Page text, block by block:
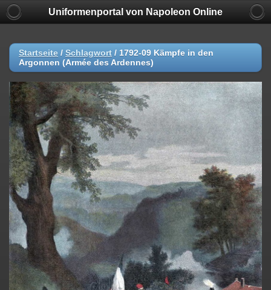
Uniformenportal von Napoleon Online
Startseite / Schlagwort / 1792-09 Kämpfe in den
Argonnen (Armée des Ardennes)